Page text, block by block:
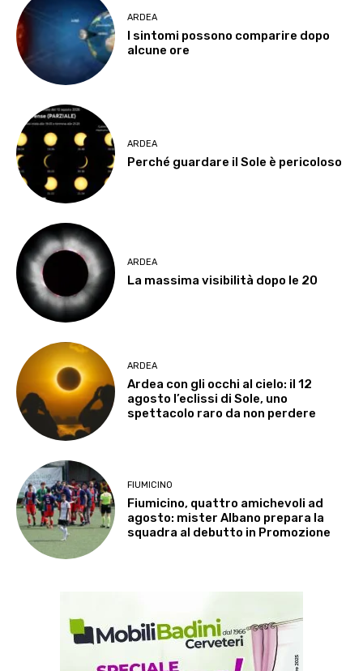
ARDEA
I sintomi possono comparire dopo
alcune ore
ARDEA
Perché guardare il Sole è pericoloso
ARDEA
La massima visibilità dopo le 20
ARDEA
Ardea con gli occhi al cielo: il 12
agosto l’eclissi di Sole, uno
spettacolo raro da non perdere
FIUMICINO
Fiumicino, quattro amichevoli ad
agosto: mister Albano prepara la
squadra al debutto in Promozione